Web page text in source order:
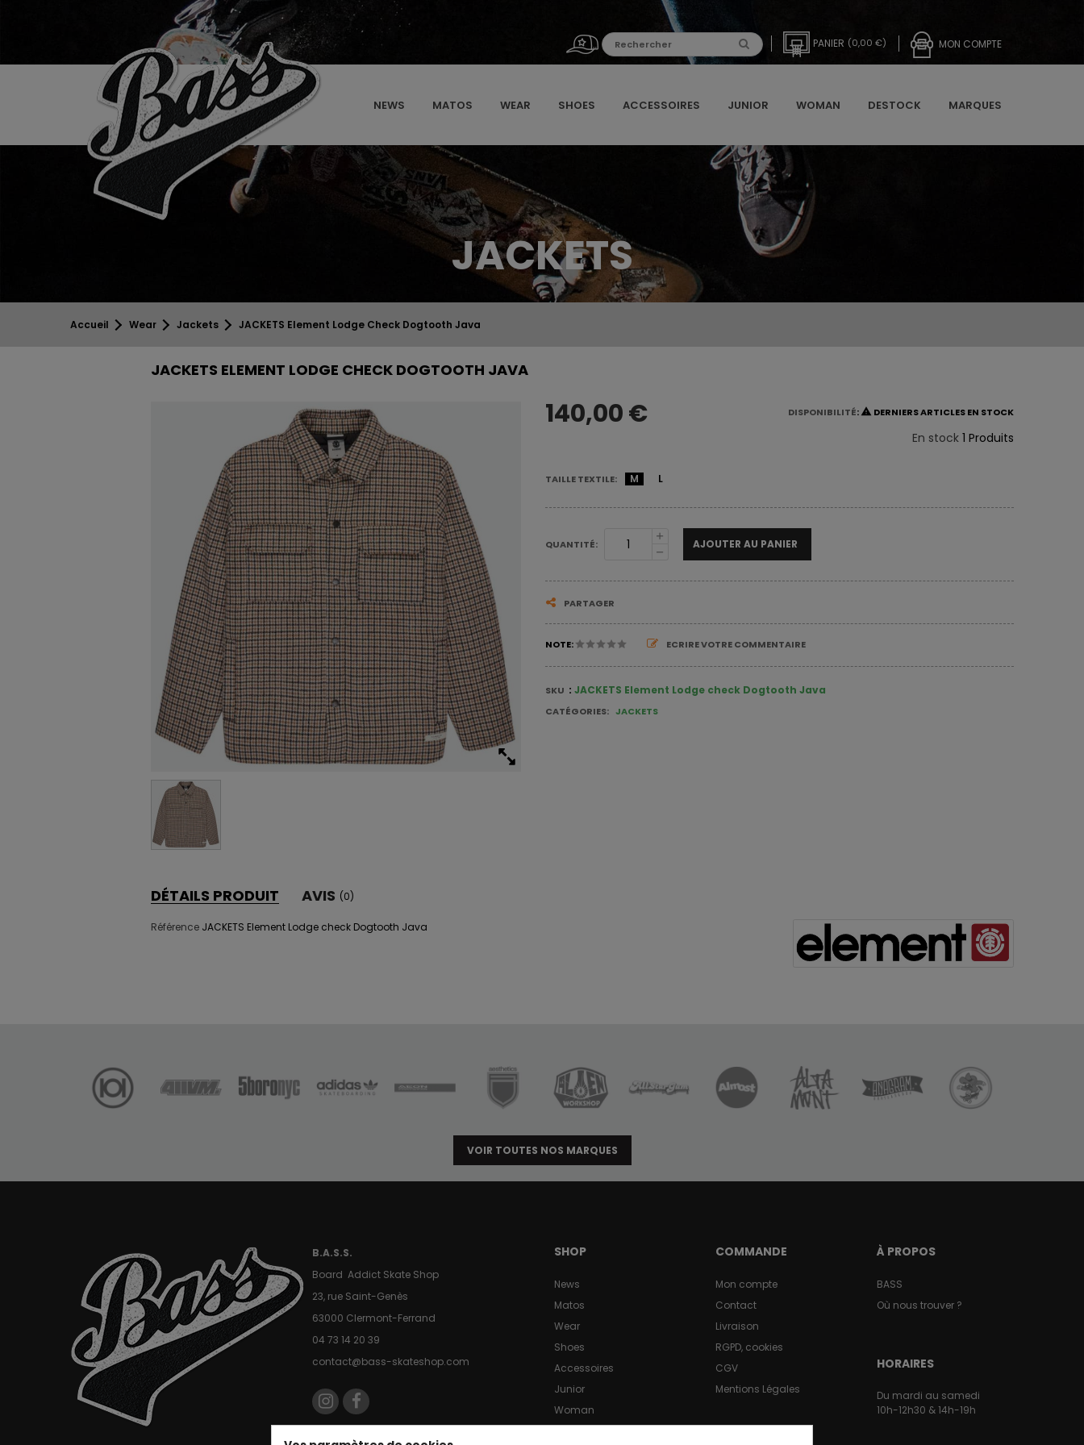
PANIER (0,00 €) MON COMPTE
NEWS MATOS WEAR SHOES ACCESSOIRES JUNIOR WOMAN DESTOCK MARQUES
JACKETS
Accueil Wear Jackets JACKETS Element Lodge Check Dogtooth Java
JACKETS ELEMENT LODGE CHECK DOGTOOTH JAVA
140,00 € DISPONIBILITÉ:  DERNIERS ARTICLES EN STOCK
En stock 1 Produits
TAILLE TEXTILE: M L
QUANTITÉ: AJOUTER AU PANIER
PARTAGER
NOTE: ECRIRE VOTRE COMMENTAIRE
SKU : JACKETS Element Lodge check Dogtooth Java
CATÉGORIES: JACKETS
DÉTAILS PRODUIT AVIS (0)
Référence JACKETS Element Lodge check Dogtooth Java
VOIR TOUTES NOS MARQUES
B.A.S.S.
Board Addict Skate Shop
23, rue Saint-Genès
63000 Clermont-Ferrand
04 73 14 20 39
contact@bass-skateshop.com
SHOP
News
Matos
Wear
Shoes
Accessoires
Junior
Woman
COMMANDE
Mon compte
Contact
Livraison
RGPD, cookies
CGV
Mentions Légales
À PROPOS
BASS
Où nous trouver ?
HORAIRES
Du mardi au samedi
10h-12h30 & 14h-19h